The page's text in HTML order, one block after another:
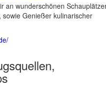
an wunderschönen
Genießer kulinarischer